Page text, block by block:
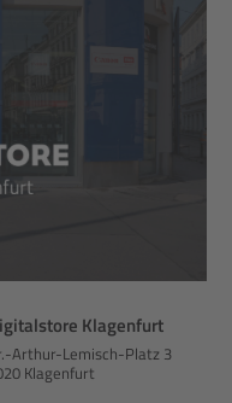
Klagenfurt
Arthur-Lemisch-Platz 3
Klagenfurt